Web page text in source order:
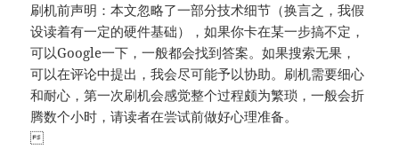
刷机前声明：本文忽略了一部分技术细节（换言之，我假
设读着有一定的硬件基础），如果你卡在某一步搞不定，
可以Google一下，一般都会找到答案。如果搜索无果，
可以在评论中提出，我会尽可能予以协助。刷机需要细心
和耐心，第一次刷机会感觉整个过程颇为繁琐，一般会折
腾数个小时，请读者在尝试前做好心理准备。